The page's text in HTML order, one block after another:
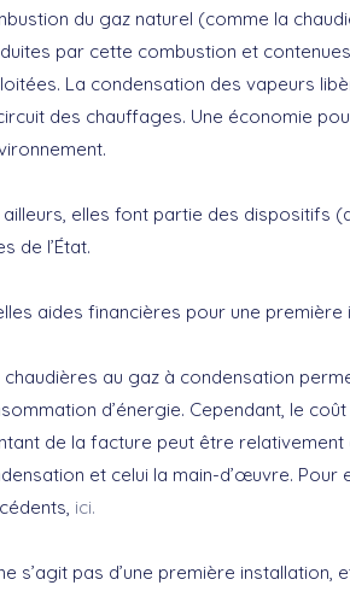
du gaz naturel (comme la
par cette combustion et
La condensation des vapeurs
des chauffages. Une économie
ailleurs, elles font partie des dispositifs
de l’État.
aides financières pour une
chaudières au gaz à condensation
d’énergie. Cependant, le
de la facture peut être
et celui la main-d’œuvre.
ici.
ne s’agit pas d’une première